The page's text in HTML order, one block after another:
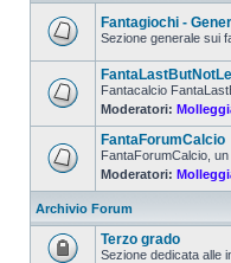
Fantagiochi -
Sezione generale sui
Fantacalcio
Moderatori:
FantaForumCalcio
FantaForumCalcio,
Moderatori:
Archivio Forum
Terzo grado
Sezione dedicata alle